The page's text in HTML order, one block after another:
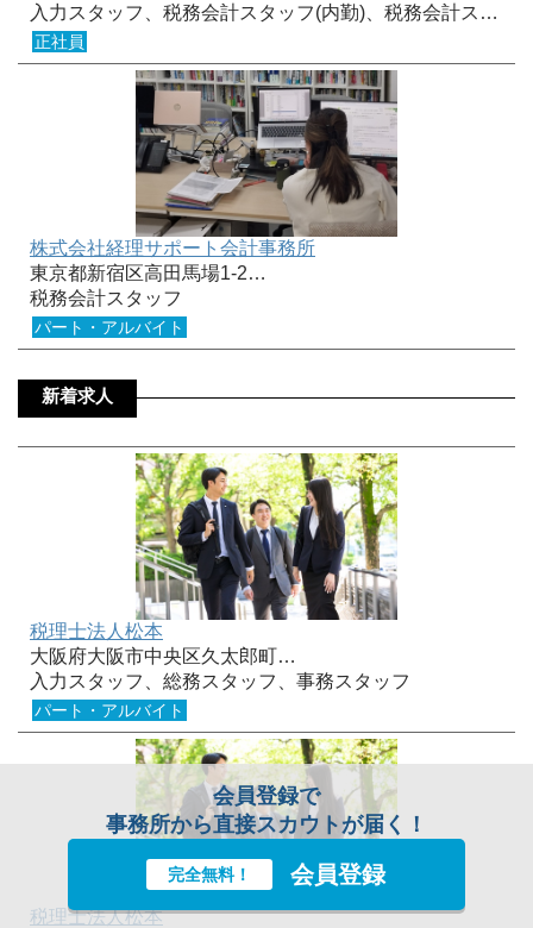
入力スタッフ、税務会計スタッフ(内勤)、税務会計ス…
正社員
株式会社経理サポート会計事務所
東京都新宿区高田馬場1-2…
税務会計スタッフ
パート・アルバイト
新着求人
税理士法人松本
大阪府大阪市中央区久太郎町…
入力スタッフ、総務スタッフ、事務スタッフ
パート・アルバイト
税理士法人松本
会員登録で
事務所から直接スカウトが届く！
完全無料！ 会員登録